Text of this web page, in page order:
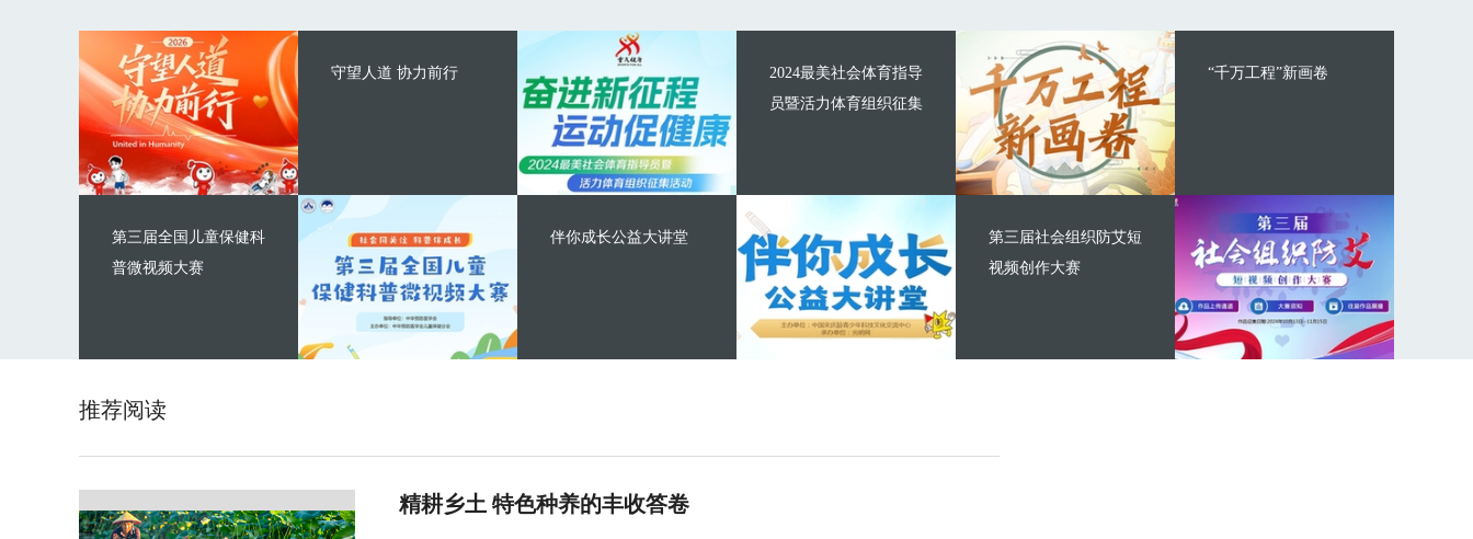
守望人道 协力前行
第三届全国儿童保健科
普微视频大赛
2024最美社会体育指导
员暨活力体育组织征集
伴你成长公益大讲堂
“千万工程”新画卷
第三届社会组织防艾短
视频创作大赛
推荐阅读
精耕乡土 特色种养的丰收答卷